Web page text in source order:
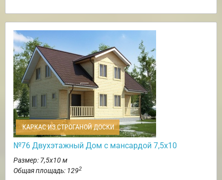
КАРКАС ИЗ СТРОГАНОЙ ДОСКИ
№76 Двухэтажный Дом с мансардой 7,5х10
Размер: 7,5х10 м
Общая площадь: 1292